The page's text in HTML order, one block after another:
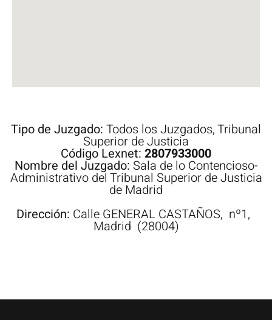
Tipo de Juzgado: Todos los Juzgados,Tribunal
Superior de Justicia
Código Lexnet: 2807933000
Nombre del Juzgado: Sala de lo Contencioso-
Administrativo del Tribunal Superior de Justicia
de Madrid
Dirección: Calle GENERAL CASTAÑOS, nº1,
Madrid (28004)